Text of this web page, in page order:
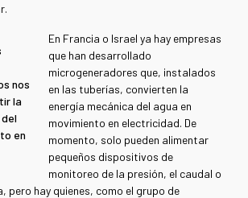
nos
la
en
En Francia o Israel ya hay empresas
que han desarrollado
microgeneradores que, instalados
en las tuberías, convierten la
energía mecánica del agua en
movimiento en electricidad. De
momento, solo pueden alimentar
pequeños dispositivos de
monitoreo de la presión, el caudal o
pero hay quienes, como el grupo de